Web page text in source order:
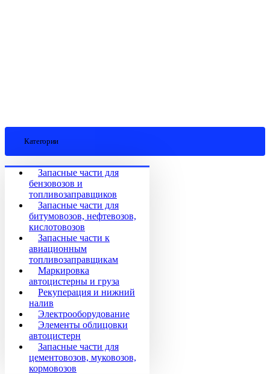
Категории
Запасные части для
бензовозов и
топливозаправщиков
Запасные части для
битумовозов, нефтевозов,
кислотовозов
Запасные части к
авиационным
топливозаправщикам
Маркировка
автоцистерны и груза
Рекуперация и нижний
налив
Электрооборудование
Элементы облицовки
автоцистерн
Запасные части для
цементовозов, муковозов,
кормовозов